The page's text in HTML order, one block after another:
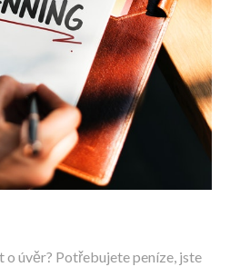
o úvěr? Potřebujete peníze, jste